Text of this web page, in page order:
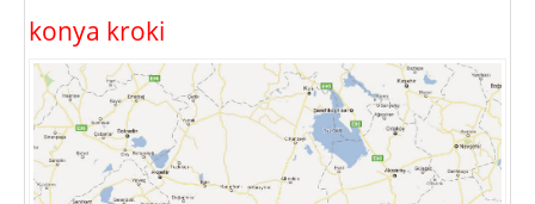
konya kroki